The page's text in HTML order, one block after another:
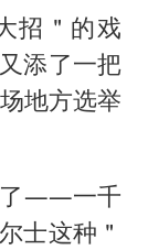
如何把百年大党建设得更加坚强有力？
招＂的戏
添了一把
地方选举
了——一千
士这种＂